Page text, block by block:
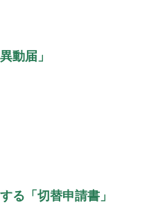
動届」
る「切替申請書」